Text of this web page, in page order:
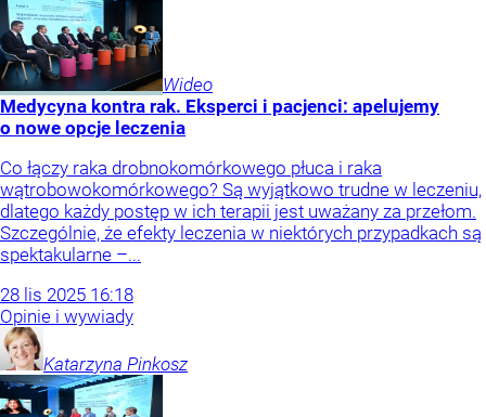
Wideo
Medycyna kontra rak. Eksperci i pacjenci: apelujemy
o nowe opcje leczenia
Co łączy raka drobnokomórkowego płuca i raka
wątrobowokomórkowego? Są wyjątkowo trudne w leczeniu,
dlatego każdy postęp w ich terapii jest uważany za przełom.
Szczególnie, że efekty leczenia w niektórych przypadkach są
spektakularne –...
28 lis 2025 16:18
Opinie i wywiady
Katarzyna Pinkosz